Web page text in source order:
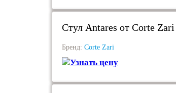
Стул Antares от Corte Zari
Бренд: Corte Zari
Узнать цену